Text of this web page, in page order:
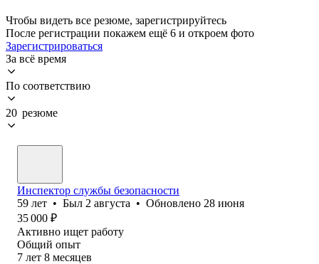
Чтобы видеть все резюме, зарегистрируйтесь
После регистрации покажем ещё 6 и откроем фото
Зарегистрироваться
За всё время
По соответствию
20 резюме
Инспектор службы безопасности
59 лет • Был 2 августа • Обновлено 28 июня
35 000 ₽
Активно ищет работу
Общий опыт
7 лет 8 месяцев